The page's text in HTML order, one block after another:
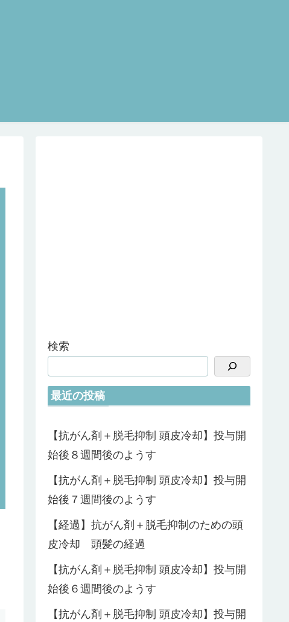
検索
最近の投稿
【抗がん剤＋脱毛抑制 頭皮冷却】投与開
始後８週間後のようす
【抗がん剤＋脱毛抑制 頭皮冷却】投与開
始後７週間後のようす
【経過】抗がん剤＋脱毛抑制のための頭
皮冷却 頭髪の経過
【抗がん剤＋脱毛抑制 頭皮冷却】投与開
始後６週間後のようす
【抗がん剤＋脱毛抑制 頭皮冷却】投与開